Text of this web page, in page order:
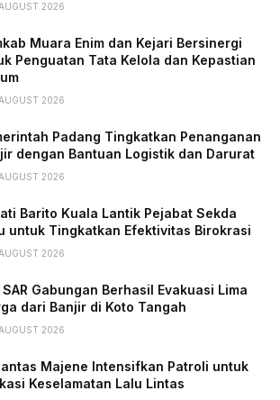
2026
Muara Enim dan Kejari Bersinergi
Penguatan Tata Kelola dan Kepastian
2026
Padang Tingkatkan Penanganan
dengan Bantuan Logistik dan Darurat
2026
Barito Kuala Lantik Pejabat Sekda
untuk Tingkatkan Efektivitas Birokrasi
2026
SAR Gabungan Berhasil Evakuasi Lima
dari Banjir di Koto Tangah
2026
Majene Intensifkan Patroli untuk
Keselamatan Lalu Lintas